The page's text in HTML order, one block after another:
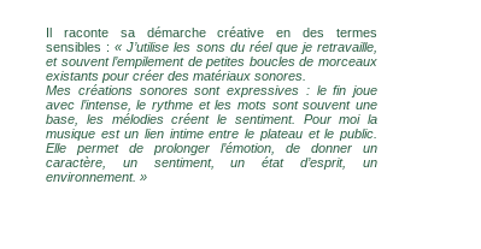
Il raconte sa démarche créative en des termes
sensibles :« J’utilise les sons du réel que je retravaille,
et souvent l’empilement de petites boucles de morceaux
existants pour créer des matériaux sonores.
Mes créations sonores sont expressives : le fin joue
avec l’intense, le rythme et les mots sont souvent une
base, les mélodies créent le sentiment. Pour moi la
musique est un lien intime entre le plateau et le public.
Elle permet de prolonger l’émotion, de donner un
caractère, un sentiment, un état d’esprit, un
environnement. »